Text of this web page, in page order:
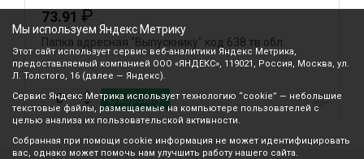
73.91 ₽
Папка адресная "Выпускнику" код 638 тв.обл.
В корзину
Мы используем Яндекс Метрику
Этот сайт использует сервис веб-аналитики Яндекс Метрика,
предоставляемый компанией ООО «ЯНДЕКС», 119021, Россия, Москва, ул.
Л. Толстого, 16 (далее — Яндекс).
Сервис Яндекс Метрика использует технологию “cookie” — небольшие
текстовые файлы, размещаемые на компьютере пользователей с
целью анализа их пользовательской активности.
Собранная при помощи cookie информация не может идентифицировать
вас, однако может помочь нам улучшить работу нашего сайта.